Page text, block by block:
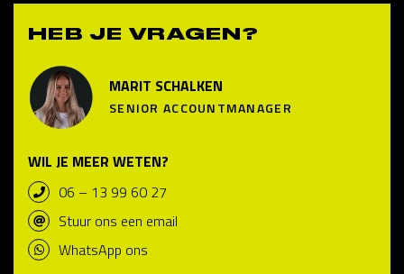
HEB JE VRAGEN?
MARIT SCHALKEN
SENIOR ACCOUNTMANAGER
WIL JE MEER WETEN?
06 – 13 99 60 27
Stuur ons een email
WhatsApp ons